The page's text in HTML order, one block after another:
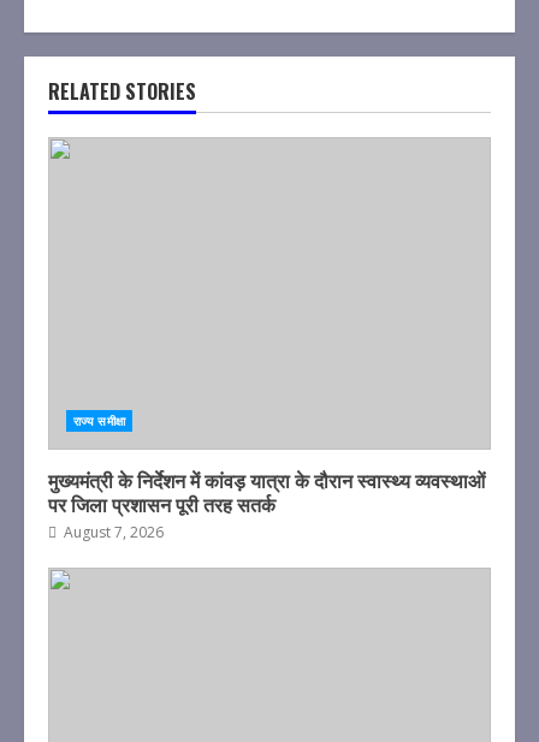
RELATED STORIES
राज्य समीक्षा
मुख्यमंत्री के निर्देशन में कांवड़ यात्रा के दौरान स्वास्थ्य व्यवस्थाओं
पर जिला प्रशासन पूरी तरह सतर्क
August 7, 2026